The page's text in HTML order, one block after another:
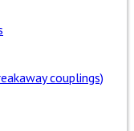
couplings)